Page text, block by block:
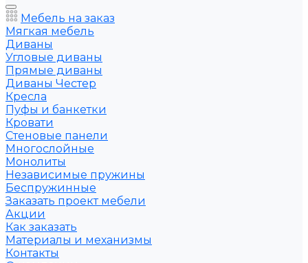
Мебель на заказ
Мягкая мебель
Диваны
Угловые диваны
Прямые диваны
Диваны Честер
Кресла
Пуфы и банкетки
Кровати
Стеновые панели
Многослойные
Монолиты
Независимые пружины
Беспружинные
Заказать проект мебели
Акции
Как заказать
Материалы и механизмы
Контакты